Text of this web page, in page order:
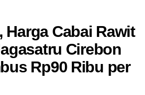
Harga Cabai Rawit
Cirebon
Rp90 Ribu per